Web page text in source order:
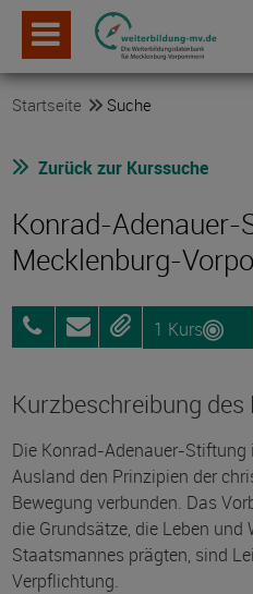
Startseite Suche
Zurück zur Kurssuche
Konrad-Adenauer-
Mecklenburg-
0385
555705-
AnfragenMerken1 Kurs
Kurzbeschreibung
Die Konrad-Adenauer-
Ausland den Prinzipien der
Bewegung verbunden. Das
die Grundsätze, die Leben und
Staatsmannes prägten, sind
Verpflichtung.